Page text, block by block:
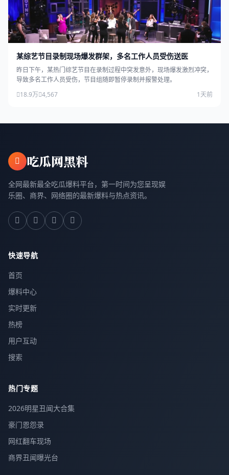
某综艺节目录制现场爆发群架，多名工作人员受伤送医
昨日下午，某热门综艺节目在录制过程中突发意外，现场爆发激烈冲突，
导致多名工作人员受伤，节目组随即暂停录制并报警处理。
18.9万 4,567 1天前
吃瓜网黑料
全网最新最全吃瓜爆料平台，第一时间为您呈现娱
乐圈、商界、网络圈的最新爆料与热点资讯。
快速导航
首页
爆料中心
实时更新
热榜
用户互动
搜索
热门专题
2026明星丑闻大合集
豪门恩怨录
网红翻车现场
商界丑闻曝光台